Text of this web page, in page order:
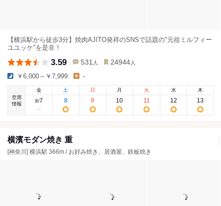
【横浜駅から徒歩3分】焼肉AJITO発祥のSNSで話題の"元祖ミルフィー
ユユッケ"を是非！
3.59 531 人 24944 人
￥6,000～￥7,999 -
空席
情報
金
8/7
土
8
日
9
月
10
火
11
水
12
木
13
横濱モダン焼き 重
[神奈川] 横浜駅 366m / お好み焼き、居酒屋、鉄板焼き